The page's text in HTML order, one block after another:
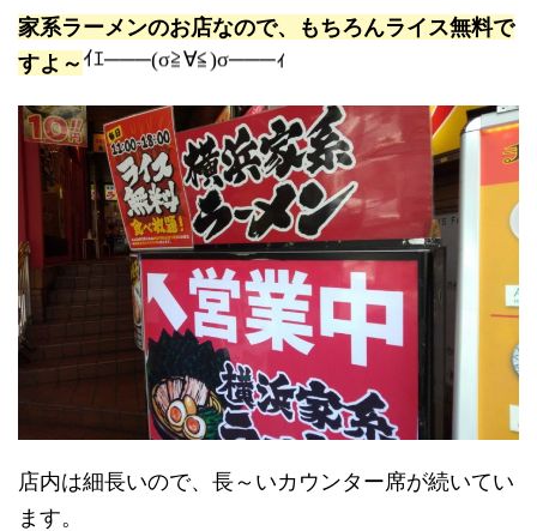
家系ラーメンのお店なので、もちろんライス無料で
すよ～ ｲｴ───(σ≧∀≦)σ───ｨ
店内は細長いので、長～いカウンター席が続いてい
ます。